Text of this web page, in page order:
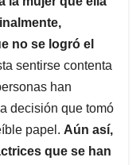
no se logró el
sentirse contenta
han
decisión que tomó
papel. Aún así,
que se han